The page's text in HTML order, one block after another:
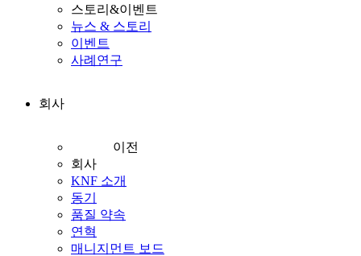
스토리&이벤트
뉴스 & 스토리
이벤트
사례연구
회사
이전
회사
KNF 소개
동기
품질 약속
연혁
매니지먼트 보드